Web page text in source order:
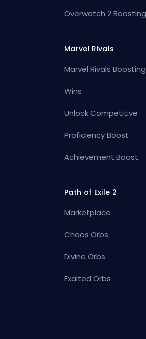
Overwatch 2 Boosting
Marvel Rivals
Marvel Rivals Boosting
Wins
Unlock Competitive
Proficiency Boost
Achievement Boost
Path of Exile 2
Marketplace
Chaos Orbs
Divine Orbs
Exalted Orbs